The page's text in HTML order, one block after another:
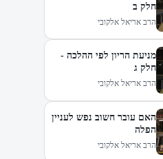
חלק ב
הרב אריאל אלקובי
מניעת הריון לפי ההלכה -
חלק ג
הרב אריאל אלקובי
האם עובר חשוב נפש לעניין
הפלה
הרב אריאל אלקובי